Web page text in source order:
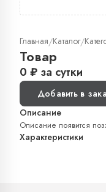
Главная/Каталог/
Товар
0 ₽ за сутки
Добавить в
Описание
Описание появится
Характеристики